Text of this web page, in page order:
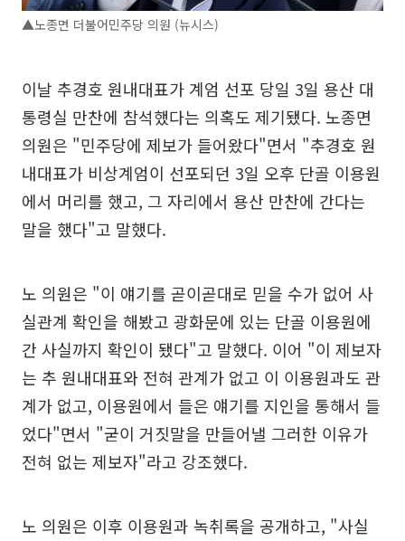
▲노종면 더불어민주당 의원 (뉴시스)
이날 추경호 원내대표가 계엄 선포 당일 3일 용산 대
통령실 만찬에 참석했다는 의혹도 제기됐다. 노종면
의원은 "민주당에 제보가 들어왔다"면서 "추경호 원
내대표가 비상계엄이 선포되던 3일 오후 단골 이용원
에서 머리를 했고, 그 자리에서 용산 만찬에 간다는
말을 했다"고 말했다.
노 의원은 "이 얘기를 곧이곧대로 믿을 수가 없어 사
실관계 확인을 해봤고 광화문에 있는 단골 이용원에
간 사실까지 확인이 됐다"고 말했다. 이어 "이 제보자
는 추 원내대표와 전혀 관계가 없고 이 이용원과도 관
계가 없고, 이용원에서 들은 얘기를 지인을 통해서 들
었다"면서 "굳이 거짓말을 만들어낼 그러한 이유가
전혀 없는 제보자"라고 강조했다.
노 의원은 이후 이용원과 녹취록을 공개하고, "사실